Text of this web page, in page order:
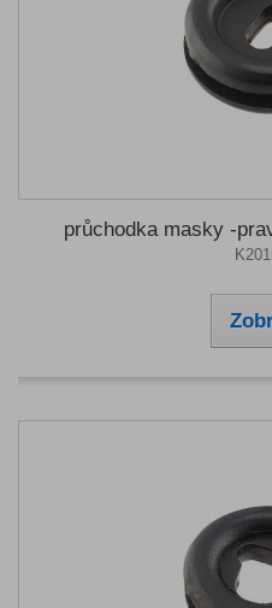
průchodka masky -